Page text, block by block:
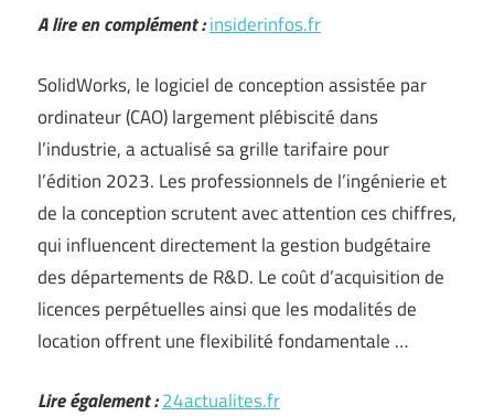
A lire en complément :insiderinfos.fr
SolidWorks, le logiciel de conception assistée par
ordinateur (CAO) largement plébiscité dans
l’industrie, a actualisé sa grille tarifaire pour
l’édition 2023. Les professionnels de l’ingénierie et
de la conception scrutent avec attention ces chiffres,
qui influencent directement la gestion budgétaire
des départements de R&D. Le coût d’acquisition de
licences perpétuelles ainsi que les modalités de
location offrent une flexibilité fondamentale …
Lire également :24actualites.fr